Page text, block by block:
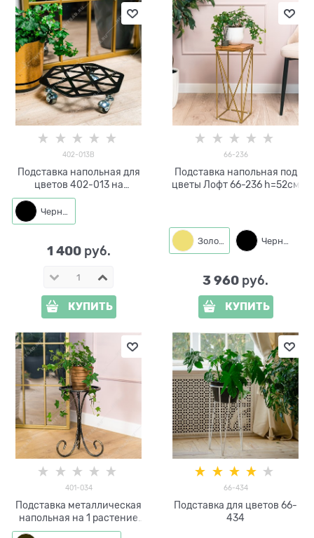
402-013B
Подставка напольная для
цветов 402-013 на
колёсиках
1 400 руб.
КУПИТЬ
66-236
Подставка напольная под
цветы Лофт 66-236 h=52см
3 960 руб.
КУПИТЬ
401-034
Подставка металлическая
напольная на 1 растение
401-034 D=22см
66-434
Подставка для цветов 66-
434